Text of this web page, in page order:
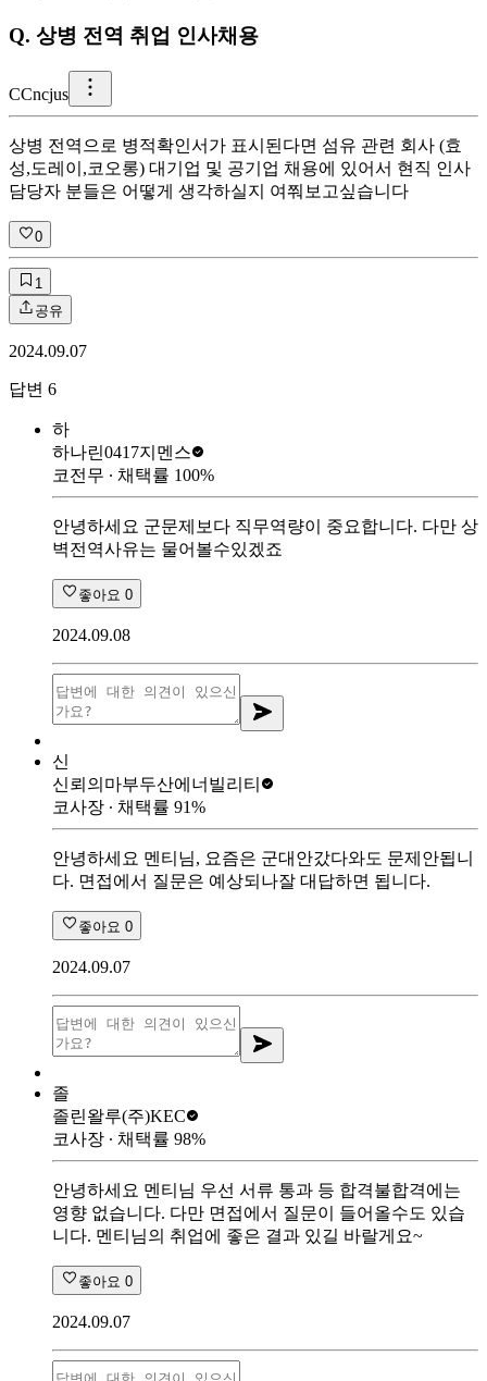
Q. 상병 전역 취업 인사채용
CCncjus
상병 전역으로 병적확인서가 표시된다면 섬유 관련 회사 (효
성,도레이,코오롱) 대기업 및 공기업 채용에 있어서 현직 인사
담당자 분들은 어떻게 생각하실지 여쭤보고싶습니다
0
1
공유
2024.09.07
답변 6
하
하나린0417지멘스
코전무 ∙ 채택률 100%
안녕하세요 군문제보다 직무역량이 중요합니다. 다만 상
벽전역사유는 물어볼수있겠죠
좋아요 0
2024.09.08
신
신뢰의마부두산에너빌리티
코사장 ∙ 채택률 91%
안녕하세요 멘티님, 요즘은 군대안갔다와도 문제안됩니
다. 면접에서 질문은 예상되나잘 대답하면 됩니다.
좋아요 0
2024.09.07
졸
졸린왈루(주)KEC
코사장 ∙ 채택률 98%
안녕하세요 멘티님 우선 서류 통과 등 합격불합격에는
영향 없습니다. 다만 면접에서 질문이 들어올수도 있습
니다. 멘티님의 취업에 좋은 결과 있길 바랄게요~
좋아요 0
2024.09.07